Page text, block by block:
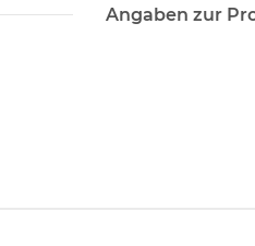
Angaben zur